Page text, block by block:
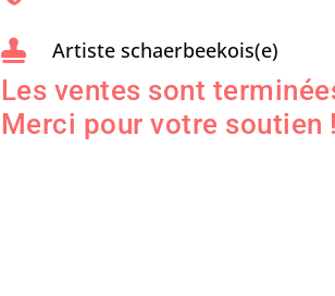
 Artiste schaerbeekois(e)
Les ventes sont
Merci pour votre soutien !